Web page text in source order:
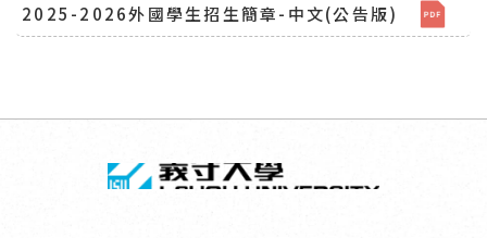
2025-2026外國學生招生簡章-中文(公告版)
回頂端